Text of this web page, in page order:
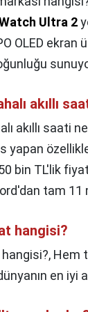
Ultra 2
OLED
akıllı
akıllı saati
yapan
bin TL'lik
tam 11
hangisi?
Hem
en iyi